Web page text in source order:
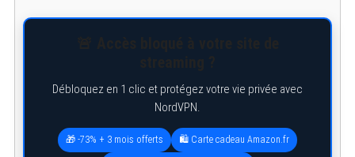
Débloquez en 1 clic et protégez votre vie privée avec
NordVPN.
🎁 -73% + 3 mois offerts 🛍️ Carte cadeau Amazon.fr